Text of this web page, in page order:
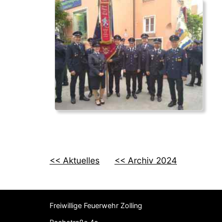
<< Aktuelles << Archiv 2024
Freiwillige Feuerwehr Zolling